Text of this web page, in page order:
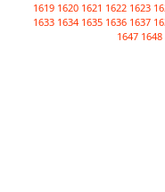
1619 1620 1621 1622 1623
1633 1634 1635 1636 1637
1647 1648